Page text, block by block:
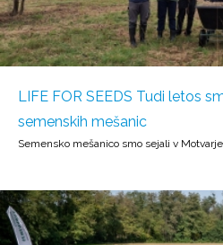
LIFE FOR SEEDS Tudi letos
semenskih mešanic
Semensko mešanico smo sejali v